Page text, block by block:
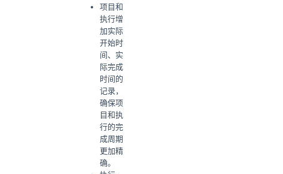
项目和
执行增
加实际
开始时
间、实
际完成
时间的
记录，
确保项
目和执
行的完
成周期
更加精
确。